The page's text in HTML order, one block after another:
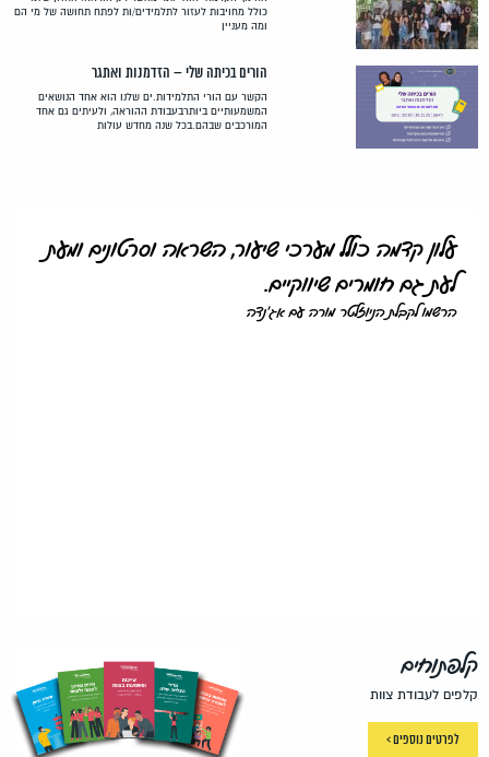
כולל מחויבות לעזור לתלמידים/ות לפתח תחושה של מי הם
ומה מעניין
הורים בכיתה שלי – הזדמנות ואתגר
הקשר עם הורי התלמידות.ים שלנו הוא אחד הנושאים
המשמעותיים ביותרבעבודת ההוראה, ולעיתים גם אחד
המורכבים שבהם.בכל שנה מחדש עולות
עלון קדמה כולל מערכי שיעור, השראה וסרטונים ומעת
לעת גם חומרים שיווקיים.
הרשמו לקבלת הניוזלטר מורה עם אג'נדה
קלפתוחים
קלפים לעבודת צוות
לפרטים נוספים >